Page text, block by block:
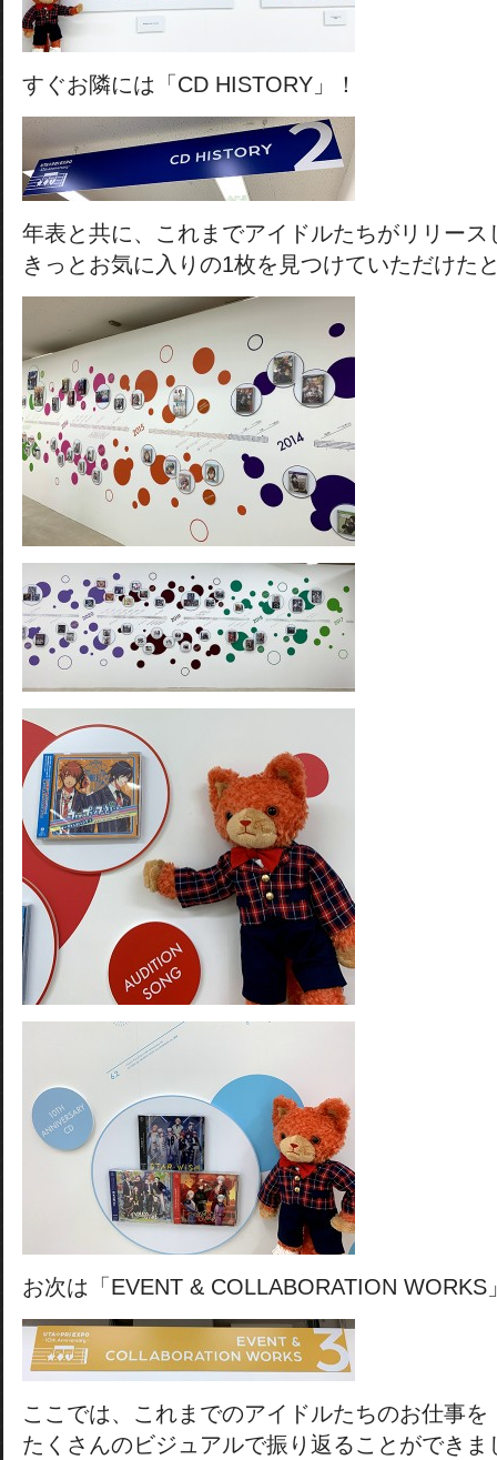
すぐお隣には「CD HISTORY」！
年表と共に、これまでアイドルたちがリリース
きっとお気に入りの1枚を見つけていただけた
お次は「EVENT & COLLABORATION WORKS
ここでは、これまでのアイドルたちのお仕事を
たくさんのビジュアルで振り返ることができま